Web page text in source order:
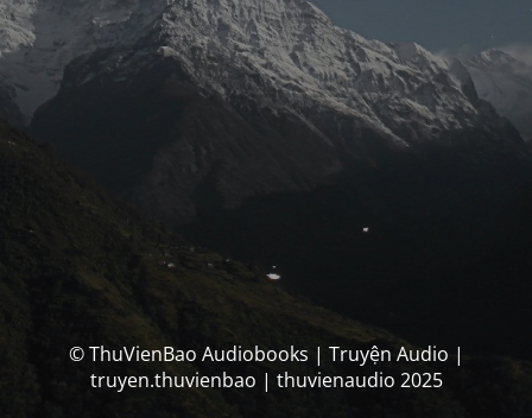
© ThuVienBao Audiobooks | Truyện Audio |
truyen.thuvienbao | thuvienaudio 2025